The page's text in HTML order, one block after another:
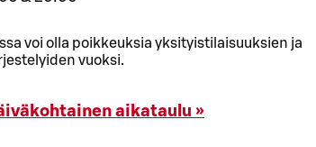
voi olla poikkeuksia yksityistilaisuuksien ja
vuoksi.
aikataulu »